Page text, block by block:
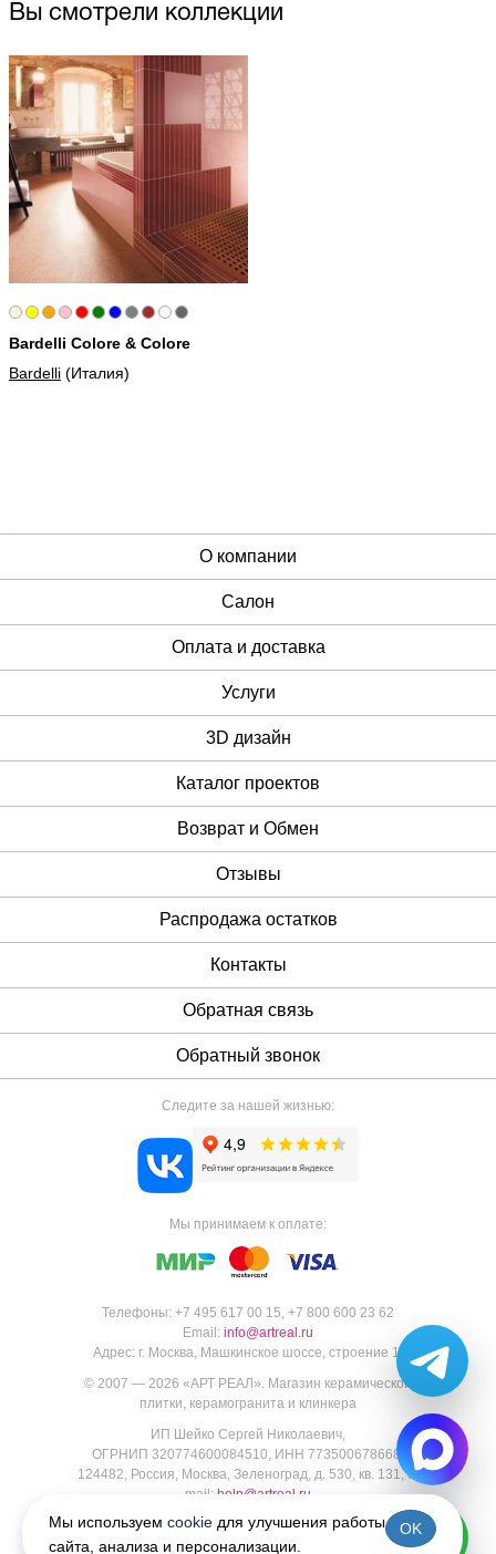
Вы смотрели коллекции
Bardelli Colore & Colore
Bardelli (Италия)
О компании
Cалон
Оплата и доставка
Услуги
3D дизайн
Каталог проектов
Возврат и Обмен
Отзывы
Распродажа остатков
Контакты
Обратная связь
Обратный звонок
Телефоны: +7 495 617 00 15, +7 800 600 23 62
Email: info@artreal.ru
Адрес: г. Москва, Машкинское шоссе, строение 1.
© 2007 — 2026 «АРТ РЕАЛ ». Магазин керамической
плитки, керамогранита и клинкера
ИП Шейко Сергей Николаевич,
ОГРНИП 320774600084510, ИНН 773500678668,
124482, Россия, Москва, Зеленоград, д. 530, кв. 131, e-
mail: help@artreal.ru
Пользовательское соглашение
Политика конфиденциальности
Следите за нашей жизнью:
Мы принимаем к оплате:
Мы используем cookie для улучшения работы
сайта, анализа и персонализации.
OK